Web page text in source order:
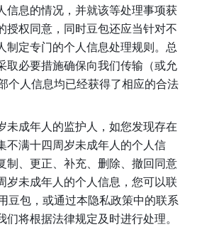
信息的情况，并就该等处理事项获
授权同意，同时豆包还应当针对不
制定专门的个人信息处理规则。总
取必要措施确保向我们传输（或允
个人信息均已经获得了相应的合法
未成年人的监护人，如您发现存在
不满十四周岁未成年人的个人信
制、更正、补充、删除、撤回同意
岁未成年人的个人信息，您可以联
豆包，或通过本隐私政策中的联系
将根据法律规定及时进行处理。